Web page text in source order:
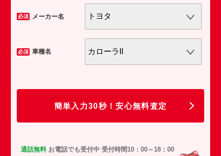
必須 メーカー名
必須 車種名
簡単入力30秒！安心無料査定
通話無料お電話でも受付中 受付時間10：00～18：00